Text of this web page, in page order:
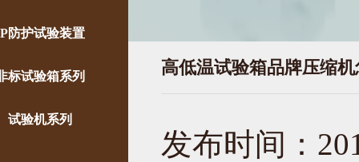
防护试验装置
标试验箱系列
试验机系列
高低温试验箱品牌压缩
发布时间：